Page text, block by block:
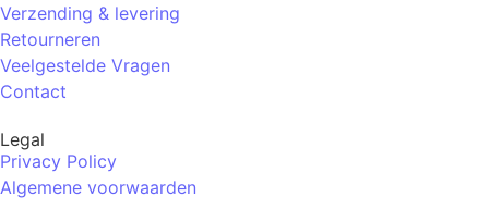
Verzending & levering
Retourneren
Veelgestelde Vragen
Contact
Legal
Privacy Policy
Algemene voorwaarden